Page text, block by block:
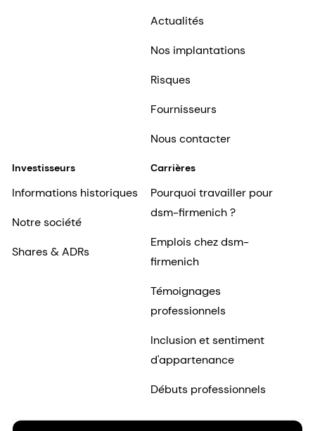
Actualités
Nos implantations
Risques
Fournisseurs
Nous contacter
Investisseurs
Informations historiques
Notre société
Shares & ADRs
Carrières
Pourquoi travailler pour
dsm-firmenich ?
Emplois chez dsm-
firmenich
Témoignages
professionnels
Inclusion et sentiment
d'appartenance
Débuts professionnels